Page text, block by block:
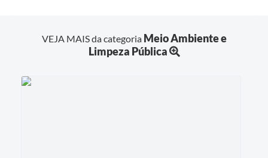
VEJA MAIS da categoria Meio Ambiente e
Limpeza Pública